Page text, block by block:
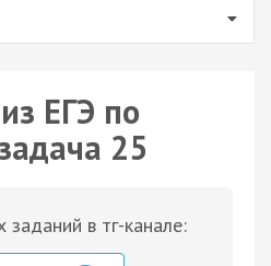
ЕГЭ по
25
в тг-канале: